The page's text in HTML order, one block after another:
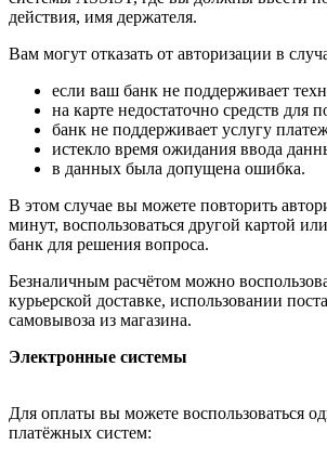
действия, имя держателя.
Вам могут отказать от авторизации в
если ваш банк не поддерживает
на карте недостаточно средств для
банк не поддерживает услугу
истекло время ожидания ввода
в данных была допущена ошибка.
В этом случае вы можете повторить
минут, воспользоваться другой картой
банк для решения вопроса.
Безналичным расчётом можно
курьерской доставке, использовании
самовывоза из магазина.
Электронные системы
Для оплаты вы можете воспользоваться
платёжных систем: